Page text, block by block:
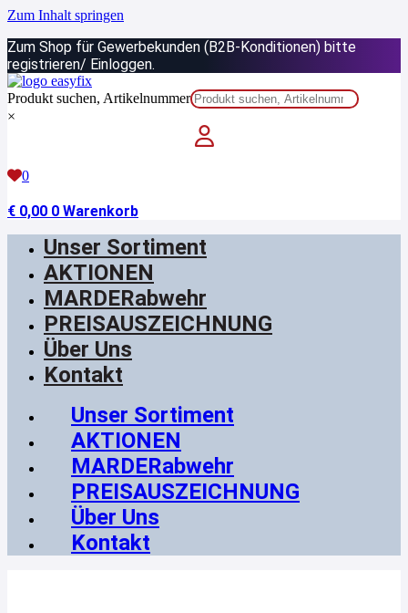
Zum Inhalt springen
Zum Shop für Gewerbekunden (B2B-Konditionen) bitte
registrieren/ Einloggen.
Produkt suchen, Artikelnummer
×
0
€ 0,00 0 Warenkorb
Unser Sortiment
AKTIONEN
MARDERabwehr
PREISAUSZEICHNUNG
Über Uns
Kontakt
Unser Sortiment
AKTIONEN
MARDERabwehr
PREISAUSZEICHNUNG
Über Uns
Kontakt